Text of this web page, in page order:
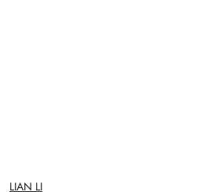
NAZWA
LIAN LI